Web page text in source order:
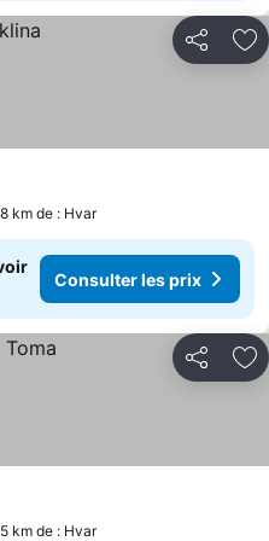
Partager
km de : Hvar
Consulter les prix
Partager
km de : Hvar